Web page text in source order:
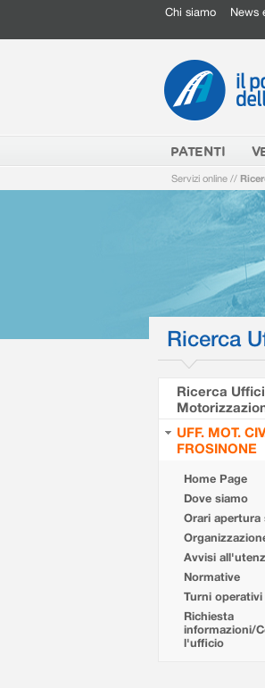
Chi siamo News
PATENTI
Servizi online //
Ricerca
Ricerca
UFF. MOT.
FROSINONE
Home Page
Dove siamo
Orari apertura
Avvisi
Normative
Turni operativi
Richiesta
informazioni/
l'ufficio